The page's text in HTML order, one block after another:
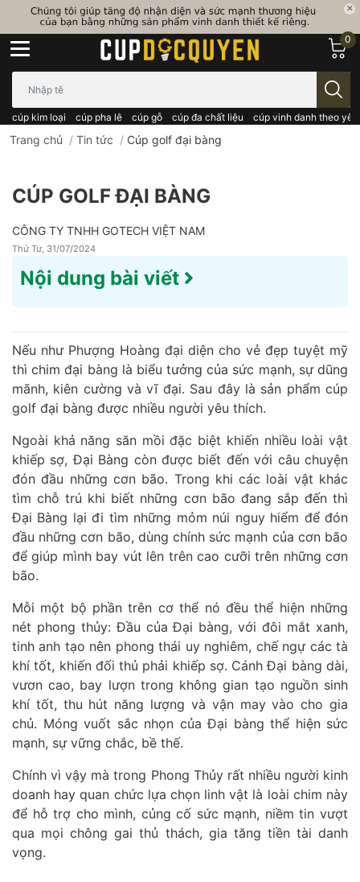
cúp kim loại cúp pha lê cúp gỗ cúp đa chất liệu cúp vinh danh theo
0
Trang chủ / Tin tức / Cúp golf đại bàng
CÚP GOLF ĐẠI BÀNG
CÔNG TY TNHH GOTECH VIỆT NAM
Thứ Tư, 31/07/2024
Nội dung bài viết
Nếu như Phượng Hoàng đại diện cho vẻ đẹp tuyệt mỹ
thì chim đại bàng là biểu tưởng của sức mạnh, sự dũng
mãnh, kiên cường và vĩ đại. Sau đây là sản phẩm cúp
golf đại bàng được nhiều người yêu thích.
Ngoài khả năng săn mồi đặc biệt khiến nhiều loài vật
khiếp sợ, Đại Bàng còn được biết đến với câu chuyện
đón đầu những cơn bão. Trong khi các loài vật khác
tìm chỗ trú khi biết những cơn bão đang sắp đến thì
Đại Bàng lại đi tìm những mỏm núi nguy hiểm để đón
đầu những cơn bão, dùng chính sức mạnh của cơn bão
để giúp mình bay vút lên trên cao cưỡi trên những cơn
bão.
Mỗi một bộ phần trên cơ thể nó đều thể hiện những
nét phong thủy: Đầu của Đại bàng, với đôi mắt xanh,
tinh anh tạo nên phong thái uy nghiêm, chế ngự các tà
khí tốt, khiến đối thủ phải khiếp sợ. Cánh Đại bàng dài,
vươn cao, bay lượn trong không gian tạo nguồn sinh
khí tốt, thu hút năng lượng và vận may vào cho gia
chủ. Móng vuốt sắc nhọn của Đại bàng thể hiện sức
mạnh, sự vững chắc, bề thế.
Chính vì vậy mà trong Phong Thủy rất nhiều người kinh
doanh hay quan chức lựa chọn linh vật là loài chim này
để hỗ trợ cho mình, củng cố sức mạnh, niềm tin vượt
qua mọi chông gai thủ thách, gia tăng tiền tài danh
vọng.